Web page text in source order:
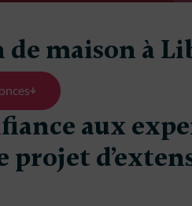
maison à
aux
projet